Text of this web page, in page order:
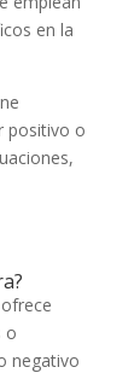
en la
positivo o
o
negativo